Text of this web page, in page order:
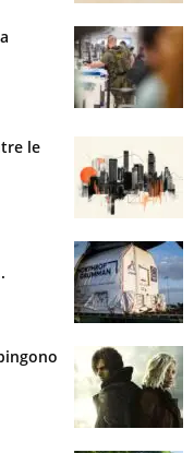
le